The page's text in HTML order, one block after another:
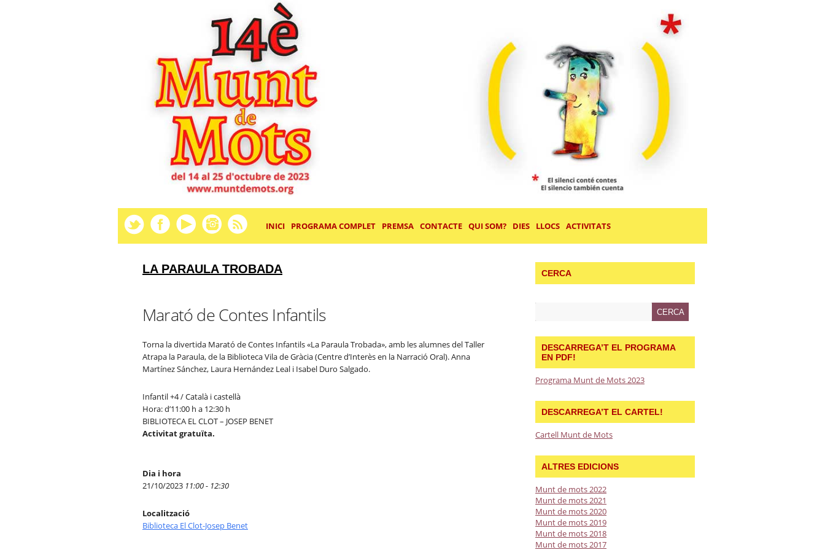
INICI PROGRAMA COMPLET PREMSA CONTACTE QUI SOM? DIES LLOCS ACTIVITATS
LA PARAULA TROBADA
Marató de Contes Infantils
Torna la divertida Marató de Contes Infantils «La Paraula Trobada», amb les alumnes del Taller
Atrapa la Paraula, de la Biblioteca Vila de Gràcia (Centre d’Interès en la Narració Oral). Anna
Martínez Sánchez, Laura Hernández Leal i Isabel Duro Salgado.
Infantil +4 / Català i castellà
Hora: d’11:00 h a 12:30 h
BIBLIOTECA EL CLOT – JOSEP BENET
Activitat gratuïta.
Dia i hora
21/10/2023 11:00 - 12:30
Localització
Biblioteca El Clot-Josep Benet
CERCA
DESCARREGA’T EL PROGRAMA
EN PDF!
Programa Munt de Mots 2023
DESCARREGA’T EL CARTEL!
Cartell Munt de Mots
ALTRES EDICIONS
Munt de mots 2022
Munt de mots 2021
Munt de mots 2020
Munt de mots 2019
Munt de mots 2018
Munt de mots 2017